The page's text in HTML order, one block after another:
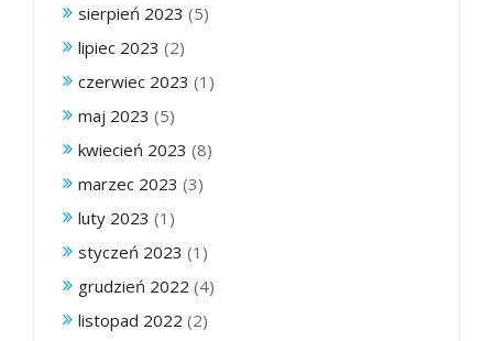
sierpień 2023 (5)
lipiec 2023 (2)
czerwiec 2023 (1)
maj 2023 (5)
kwiecień 2023 (8)
marzec 2023 (3)
luty 2023 (1)
styczeń 2023 (1)
grudzień 2022 (4)
listopad 2022 (2)